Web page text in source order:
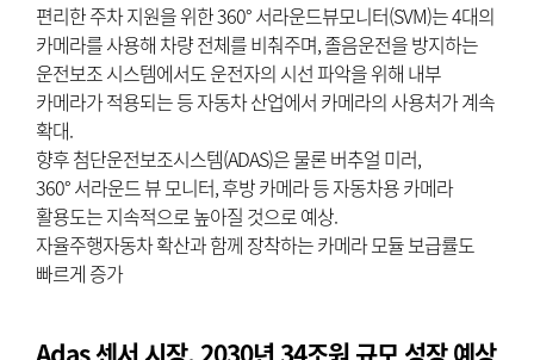
편리한 주차 지원을 위한 360° 서라운드뷰모니터(SVM)는 4대의
카메라를 사용해 차량 전체를 비춰주며, 졸음운전을 방지하는
운전보조 시스템에서도 운전자의 시선 파악을 위해 내부
카메라가 적용되는 등 자동차 산업에서 카메라의 사용처가 계속
확대.
향후 첨단운전보조시스템(ADAS)은 물론 버추얼 미러,
360° 서라운드 뷰 모니터, 후방 카메라 등 자동차용 카메라
활용도는 지속적으로 높아질 것으로 예상.
자율주행자동차 확산과 함께 장착하는 카메라 모듈 보급률도
빠르게 증가